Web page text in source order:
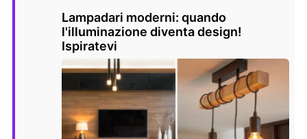
Lampadari moderni: quando
l'illuminazione diventa design!
Ispiratevi